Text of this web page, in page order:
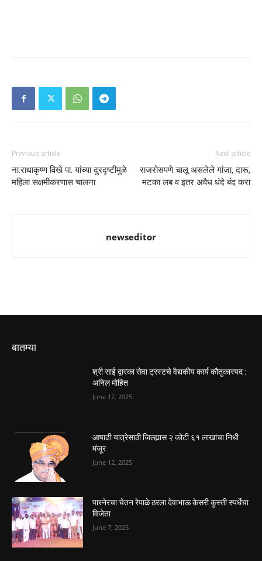
Previous article
ना.राधाकृष्ण विखे पा. यांच्या दुरदृष्टीमुळे
महिला सक्षमीकरणास चालना
Next article
राजरोसपणे चालू असलेले गांजा, दारू,
मटका लब व इतर अवैध धंदे बंद करा
newseditor
बातम्या
श्री साई द्वारका सेवा ट्रस्टचे वैद्यकीय कार्य कौतुकास्पद :
अनिल मोहित
June 12, 2025
आषाढी यात्रेसाठी जिल्ह्यास २ कोटी ६१ लाखांचा निधी
मंजूर
June 12, 2025
पारनेरचा चेतन रेपाळे ठरला देवाभाऊ केसरी कुस्ती स्पर्धेचा
विजेता
June 7, 2025